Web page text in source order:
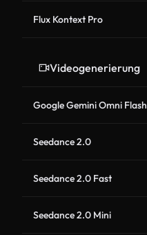
Flux Kontext Pro
Videogenerierung
Google Gemini Omni Flash
Seedance 2.0
Seedance 2.0 Fast
Seedance 2.0 Mini